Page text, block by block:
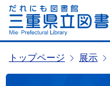
トップページ 展示